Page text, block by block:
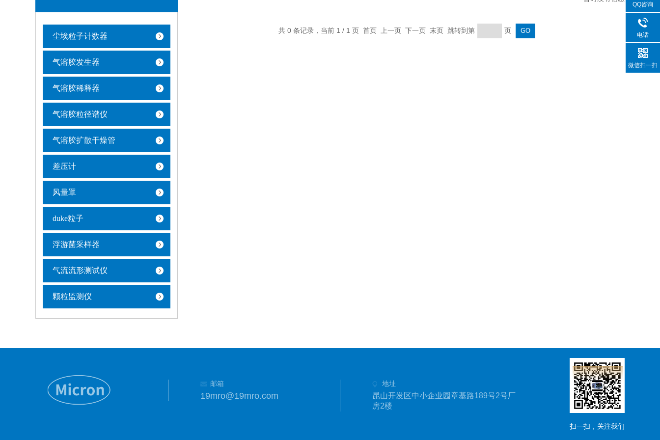
尘埃粒子计数器
气溶胶发生器
气溶胶稀释器
气溶胶粒径谱仪
气溶胶扩散干燥管
差压计
风量罩
duke粒子
浮游菌采样器
气流流形测试仪
颗粒监测仪
共 0 条记录，当前 1 / 1 页 首页 上一页 下一页 末页 跳转到第 页
邮箱
19mro@19mro.com
地址
昆山开发区中小企业园章基路189号2号厂
房2楼
扫一扫，关注我们
QQ咨询
电话
微信扫一扫